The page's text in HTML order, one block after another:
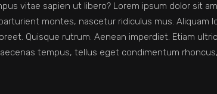
vitae sapien ut libero? Lorem ipsum dolor sit
montes, nascetur ridiculus mus. Aliquam
Quisque rutrum. Aenean imperdiet. Etiam
tempus, tellus eget condimentum